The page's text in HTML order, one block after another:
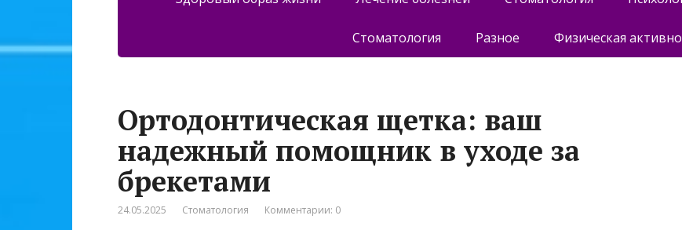
Стоматология Разное Физическая
Ортодонтическая щетка: ваш
надежный помощник в уходе за
брекетами
24.05.2025 Стоматология Комментарии: 0